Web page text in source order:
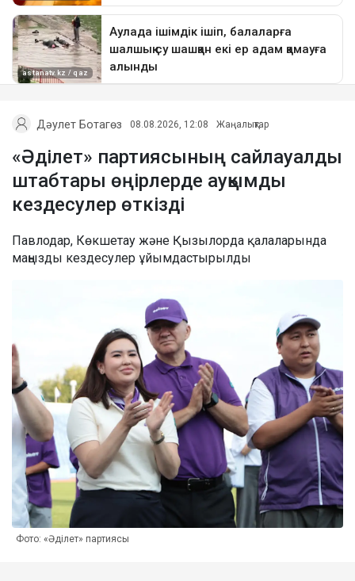
Дәулет Ботагөз 08.08.2026, 12:08 Жаңалықтар
«Әділет» партиясының сайлауалды
штабтары өңірлерде ауқымды
кездесулер өткізді
Павлодар, Көкшетау және Қызылорда қалаларында
маңызды кездесулер ұйымдастырылды
Фото: «Әділет» партиясы